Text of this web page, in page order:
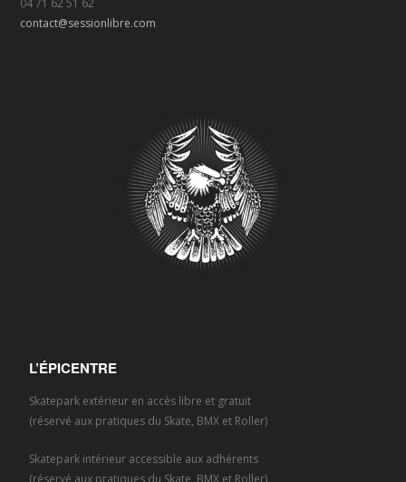
04 71 62 51 62
contact@sessionlibre.com
L’ÉPICENTRE
Skatepark extérieur en accès libre et gratuit
(réservé aux pratiques du Skate, BMX et Roller)
Skatepark intérieur accessible aux adhérents
(réservé aux pratiques du Skate, BMX et Roller)